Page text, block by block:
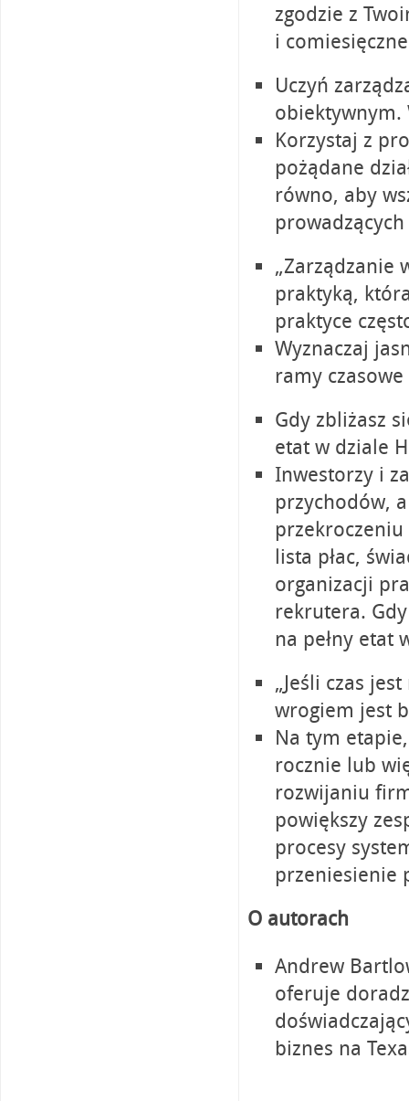
zgodzie z
i
Uczyń
obiektywnym.
Korzystaj z
pożądane
równo, aby
„Zarządzanie
praktyką,
praktyce
Wyznaczaj
ramy
Gdy zbliżasz
etat w dziale
Inwestorzy i
przychodów,
lista płac,
organizacji
rekrutera.
na pełny etat
„Jeśli czas
wrogiem jest
Na tym
rocznie lub
rozwijaniu
powiększy
procesy
przeniesienie
O autorach
Andrew
oferuje
biznes na